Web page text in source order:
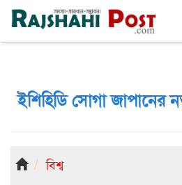
রাজশাহী সোমবার, ১০ই আগস্ট ২০২৬, ২৭শে
ইশিহিডি সোগা জাপানের
বিশ্ব